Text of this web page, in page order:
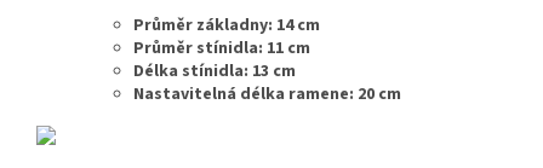
Průměr základny: 14 cm
Průměr stínidla: 11 cm
Délka stínidla: 13 cm
Nastavitelná délka ramene: 20 cm